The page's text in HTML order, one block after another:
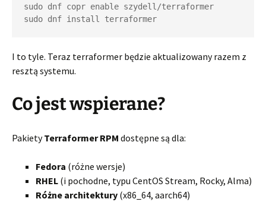
sudo dnf copr enable szydell/terraformer
sudo dnf install terraformer
I to tyle. Teraz terraformer będzie aktualizowany razem z
resztą systemu.
Co jest wspierane?
PakietyTerraformer RPM dostępne są dla:
Fedora (różne wersje)
RHEL (i pochodne, typu CentOS Stream, Rocky, Alma)
Różne architektury (x86_64, aarch64)